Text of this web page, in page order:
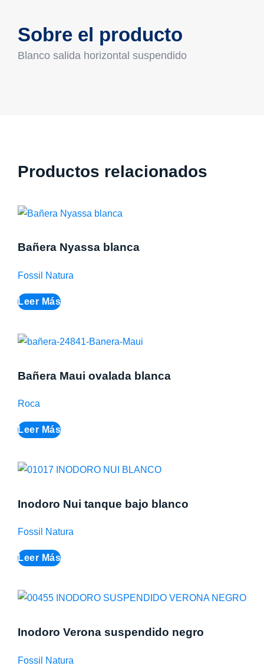
Sobre el producto
Blanco salida horizontal suspendido
Productos relacionados
Bañera Nyassa blanca
Fossil Natura
Leer Más
Bañera Maui ovalada blanca
Roca
Leer Más
Inodoro Nui tanque bajo blanco
Fossil Natura
Leer Más
Inodoro Verona suspendido negro
Fossil Natura